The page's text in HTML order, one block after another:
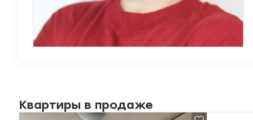
Квартиры в продаже